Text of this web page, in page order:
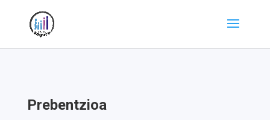
Prebentzioa